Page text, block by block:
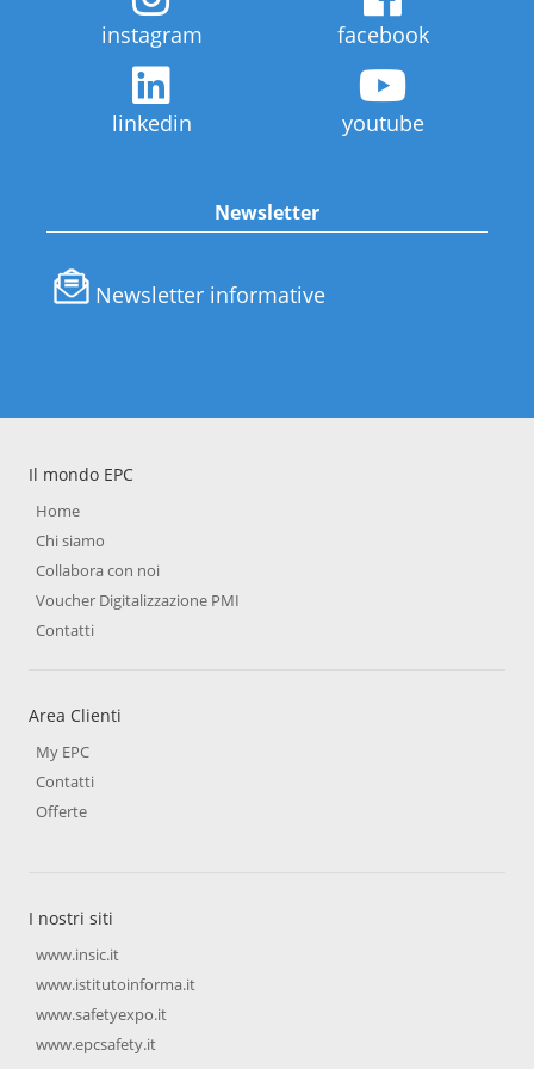
instagram facebook
linkedin youtube
Newsletter
Newsletter informative
Il mondo EPC
Home
Chi siamo
Collabora con noi
Voucher Digitalizzazione PMI
Contatti
Area Clienti
My EPC
Contatti
Offerte
I nostri siti
www.insic.it
www.istitutoinforma.it
www.safetyexpo.it
www.epcsafety.it